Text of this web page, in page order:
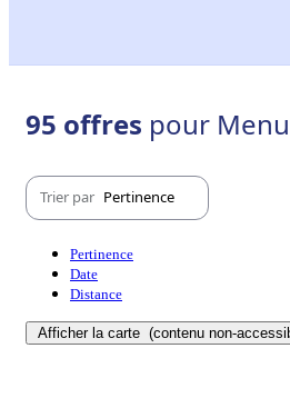
95 offres pour
Trier par Pertinence
Pertinence
Date
Distance
Afficher la carte (contenu non-